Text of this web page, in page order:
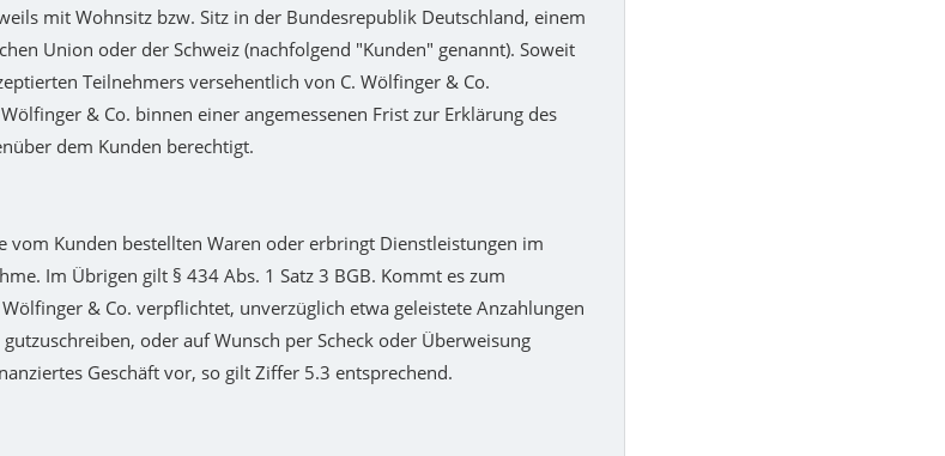
mit Wohnsitz bzw. Sitz in der Bundesrepublik Deutschland, einem
Union oder der Schweiz (nachfolgend "Kunden" genannt). Soweit
Teilnehmers versehentlich von C. Wölfinger & Co.
& Co. binnen einer angemessenen Frist zur Erklärung des
dem Kunden berechtigt.
vom Kunden bestellten Waren oder erbringt Dienstleistungen im
Im Übrigen gilt § 434 Abs. 1 Satz 3 BGB. Kommt es zum
& Co. verpflichtet, unverzüglich etwa geleistete Anzahlungen
oder auf Wunsch per Scheck oder Überweisung
Geschäft vor, so gilt Ziffer 5.3 entsprechend.